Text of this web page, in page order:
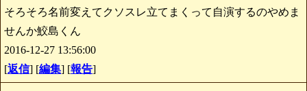
そろそろ名前変えてクソスレ立てまくって自演するのやめま
せんか鮫島くん
2016-12-27 13:56:00
[返信] [編集] [報告]